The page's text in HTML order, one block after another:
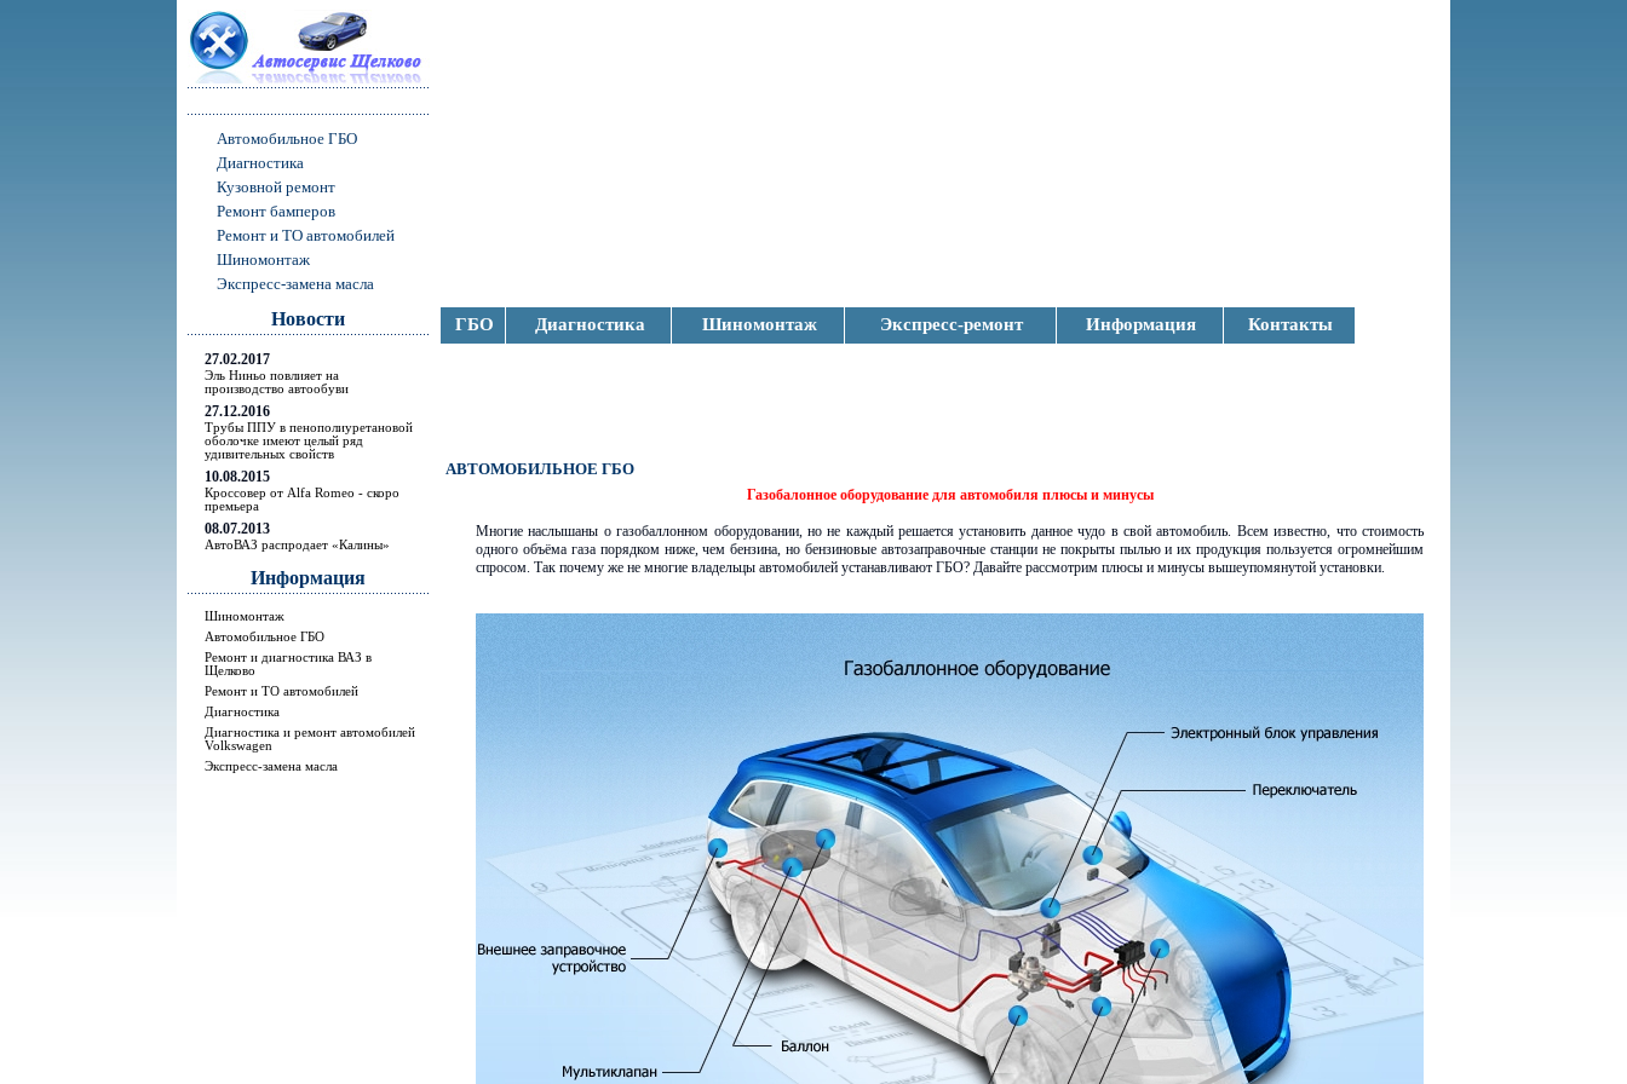
Автомобильное ГБО
Диагностика
Кузовной ремонт
Ремонт бамперов
Ремонт и ТО автомобилей
Шиномонтаж
Экспресс-замена масла
Новости
27.02.2017
Эль Ниньо повлияет на
производство автообуви
27.12.2016
Трубы ППУ в пенополиуретановой
оболочке имеют целый ряд
удивительных свойств
10.08.2015
Кроссовер от Alfa Romeo - скоро
премьера
08.07.2013
АвтоВАЗ распродает «Калины»
Информация
Шиномонтаж
Автомобильное ГБО
Ремонт и диагностика ВАЗ в
Щелково
Ремонт и ТО автомобилей
Диагностика
Диагностика и ремонт автомобилей
Volkswagen
Экспресс-замена масла
ГБО Диагностика Шиномонтаж Экспресс-ремонт Информация Контакты
АВТОМОБИЛЬНОЕ ГБО
Газобалонное оборудование для автомобиля плюсы и минусы
Многие наслышаны о газобаллонном оборудовании, но не каждый решается установить данное чудо в свой автомобиль. Всем известно, что стоимость
одного объёма газа порядком ниже, чем бензина, но бензиновые автозаправочные станции не покрыты пылью и их продукция пользуется огромнейшим
спросом. Так почему же не многие владельцы автомобилей устанавливают ГБО? Давайте рассмотрим плюсы и минусы вышеупомянутой установки.